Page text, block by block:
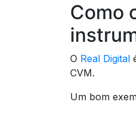
Como
O Real Digital
CVM.
Um bom